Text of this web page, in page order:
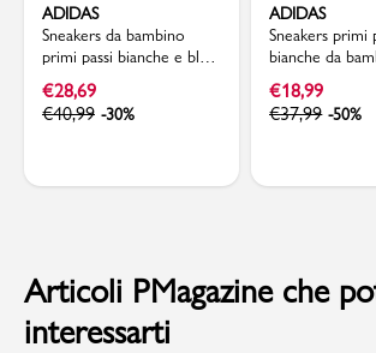
ADIDAS
Sneakers da bambino
primi passi bianche e blu
con logo adidas VL Court
3.0
€28,69
€40,99 -30%
ADIDAS
Sneakers primi
bianche da
stampa
Grand Court CF
€18,99
€37,99 -50%
Articoli PMagazine che
interessarti